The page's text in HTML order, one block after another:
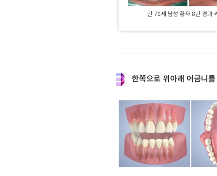
만 70세 남성 환자 8년 경과
한쪽으로 위아래 어금니